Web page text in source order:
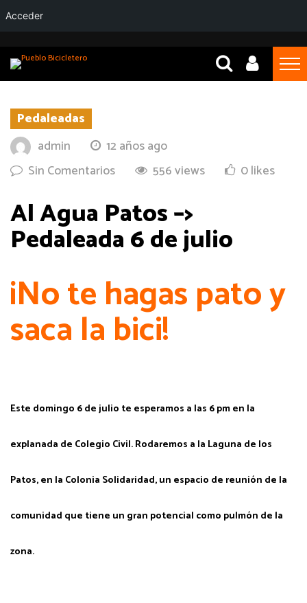
Pedaleadas
admin
12 años ago
Sin Comentarios
556 views 0 likes
Al Agua Patos –>
Pedaleada 6 de julio
¡No te hagas pato y
saca la bici!
Este domingo 6 de julio te esperamos a las 6 pm en la
explanada de Colegio Civil. Rodaremos a la Laguna de los
Patos, en la Colonia Solidaridad, un espacio de reunión de la
comunidad que tiene un gran potencial como pulmón de la
zona.
Acceder